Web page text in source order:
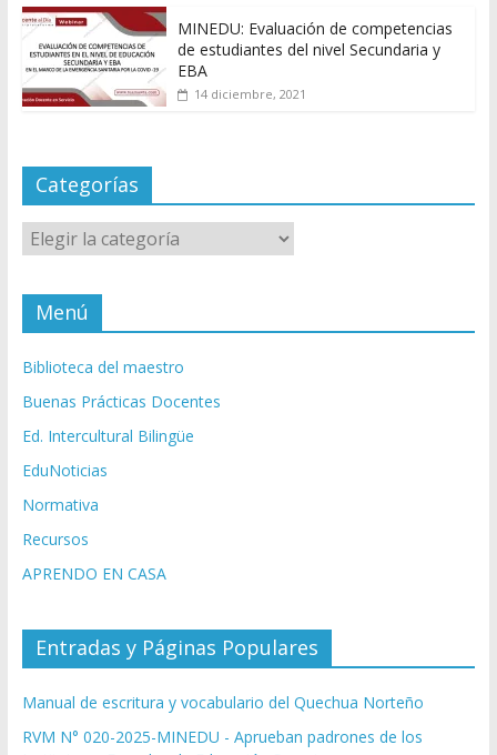
MINEDU: Evaluación de competencias
de estudiantes del nivel Secundaria y
EBA
14 diciembre, 2021
Categorías
Categorías
Menú
Biblioteca del maestro
Buenas Prácticas Docentes
Ed. Intercultural Bilingüe
EduNoticias
Normativa
Recursos
APRENDO EN CASA
Entradas y Páginas Populares
Manual de escritura y vocabulario del Quechua Norteño
RVM N° 020-2025-MINEDU - Aprueban padrones de los